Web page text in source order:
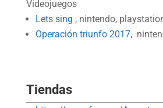
Videojuegos
Lets sing ,nintendo,
Operación triunfo 2017,
Tiendas